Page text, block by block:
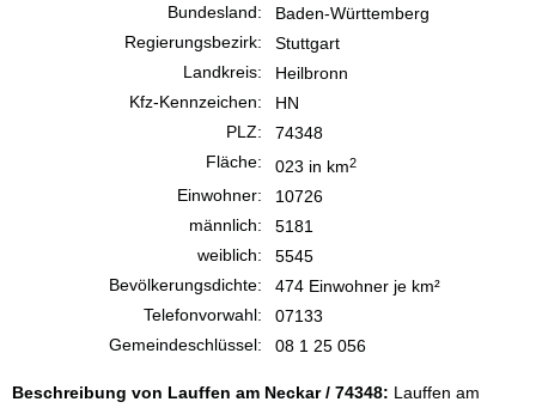
Bundesland:
Baden-Württemberg
Regierungsbezirk:
Stuttgart
Landkreis:
Heilbronn
Kfz-Kennzeichen:
HN
PLZ:
74348
Fläche:
023 in km2
Einwohner:
10726
männlich:
5181
weiblich:
5545
Bevölkerungsdichte:
474 Einwohner je km²
Telefonvorwahl:
07133
Gemeindeschlüssel:
08 1 25 056
Beschreibung von Lauffen am Neckar / 74348: Lauffen am